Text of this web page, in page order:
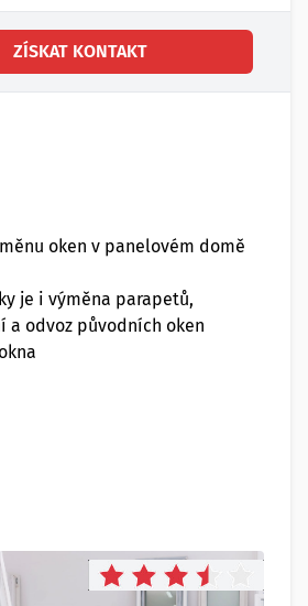
ZÍSKAT KONTAKT
oken v panelovém domě
je i výměna parapetů,
a odvoz původních oken